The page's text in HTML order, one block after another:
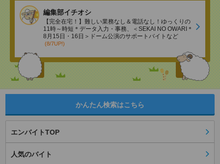
編集部イチオシ
【完全在宅！】難しい業務なし＆電話なし！ゆっくりの
11時～時短＊データ入力・事務、＜SEKAI NO OWARI＊
8月15日・16日＞ドーム公演のサポートバイトなど
(8/7UP!)
かんたん検索はこちら
エンバイトTOP
人気のバイト